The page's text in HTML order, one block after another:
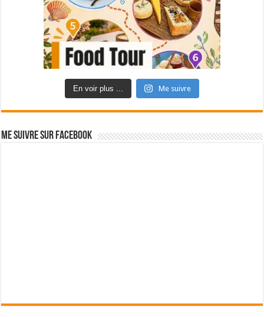
En voir plus ... Me suivre
Me suivre sur Facebook